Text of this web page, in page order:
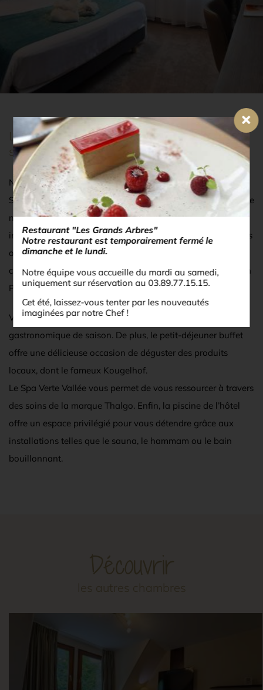
Restaurant "Les Grands Arbres"
Notre restaurant est temporairement fermé le
dimanche et le lundi.
Notre équipe vous accueille du mardi au samedi,
uniquement sur réservation au 03.89.77.15.15.
Cet été, laissez-vous tenter par les nouveautés
imaginées par notre Chef !
L’hôtel Verte Vallée vous propose tous ses
services 4 étoiles
Niché au cœur de l’écrin de verdure du parc Albert
Schweitzer, votre hôtel 4 étoiles à Munster dispose de tout le
nécessaire pour faire de votre séjour en Alsace un moment
inoubliable. Le restaurant gastronomique Les Grands Arbres
orchestré par Thony Billon vous propose un menu différent
chaque soir si vous avez opté pour la formule demi-pension
Petits Arbres.
Vous avez également la possibilité de choisir notre menu
gastronomique de saison. De plus, le petit-déjeuner buffet
offre une délicieuse occasion de déguster des produits
locaux, dont le fameux Kougelhof.
Le Spa Verte Vallée vous permet de vous ressourcer à travers
des soins de la marque Thalgo. Enfin, la piscine de l’hôtel
offre un espace privilégié pour vous détendre grâce aux
installations telles que le sauna, le hammam ou le bain
bouillonnant.
Découvrir
les autres chambres